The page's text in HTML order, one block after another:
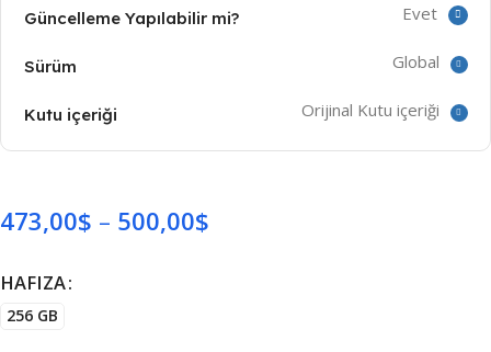
Güncelleme Yapılabilir mi? Evet
Sürüm Global
Kutu içeriği Orijinal Kutu içeriği
473,00$ 500,00$
HAFIZA
256 GB